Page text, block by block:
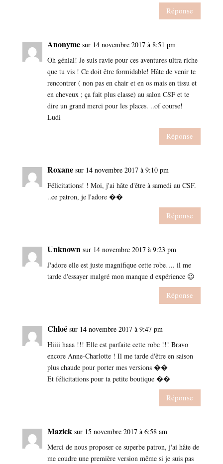
Réponse
Anonyme sur 14 novembre 2017 à 8:51 pm
Oh génial! Je suis ravie pour ces aventures ultra riche
que tu vis ! Ce doit être formidable! Hâte de venir te
rencontrer ( non pas en chair et en os mais en tissu et
en cheveux ; ça fait plus classe) au salon CSF et te
dire un grand merci pour les places. ..of course!
Ludi
Réponse
Roxane sur 14 novembre 2017 à 9:10 pm
Félicitations! ! Moi, j'ai hâte d'être à samedi au CSF.
..ce patron, je l'adore ��
Réponse
Unknown sur 14 novembre 2017 à 9:23 pm
J'adore elle est juste magnifique cette robe…. il me
tarde d'essayer malgré mon manque d expérience 😉
Réponse
Chloé sur 14 novembre 2017 à 9:47 pm
Hiiii haaa !!! Elle est parfaite cette robe !!! Bravo
encore Anne-Charlotte ! Il me tarde d'être en saison
plus chaude pour porter mes versions ��
Et félicitations pour ta petite boutique ��
Réponse
Mazick sur 15 novembre 2017 à 6:58 am
Merci de nous proposer ce superbe patron, j'ai hâte de
me coudre une première version même si je suis pas